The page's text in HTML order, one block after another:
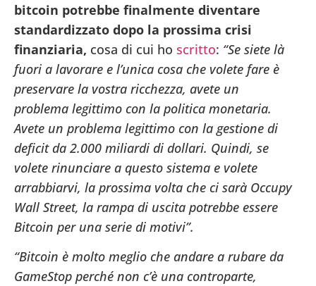
bitcoin potrebbe finalmente diventare
standardizzato dopo la prossima crisi
finanziaria, cosa di cui ho scritto: “Se siete là
fuori a lavorare e l’unica cosa che volete fare è
preservare la vostra ricchezza, avete un
problema legittimo con la politica monetaria.
Avete un problema legittimo con la gestione di
deficit da 2.000 miliardi di dollari. Quindi, se
volete rinunciare a questo sistema e volete
arrabbiarvi, la prossima volta che ci sarà Occupy
Wall Street, la rampa di uscita potrebbe essere
Bitcoin per una serie di motivi”.
“Bitcoin è molto meglio che andare a rubare da
GameStop perché non c’è una controparte,